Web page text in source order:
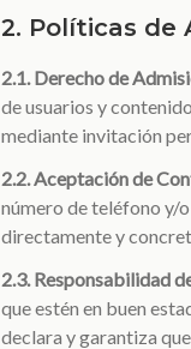
2. Políticas de
2.1. Derecho de
de usuarios y
mediante invitación
2.2. Aceptación de
número de teléfono y/
directamente y
2.3. Responsabilidad
que estén en buen
declara y garantiza